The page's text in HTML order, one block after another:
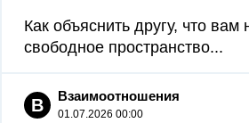
Как объяснить другу, что вам
свободное пространство...
В Взаимоотношения
01.07.2026 00:00